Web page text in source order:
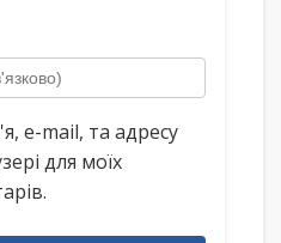
e-mail, та адресу
для моїх